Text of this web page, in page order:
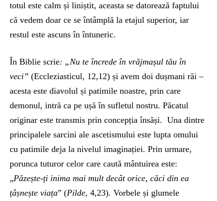
totul este calm și liniștit, aceasta se datorează faptului
că vedem doar ce se întâmplă la etajul superior, iar
restul este ascuns în întuneric.
În Biblie scrie: „Nu te încrede în vrăjmașul tău în
veci” (Eccleziasticul, 12,12) și avem doi dușmani răi –
acesta este diavolul și patimile noastre, prin care
demonul, intră ca pe ușă în sufletul nostru. Păcatul
originar este transmis prin concepția însăși. Una dintre
principalele sarcini ale ascetismului este lupta omului
cu patimile deja la nivelul imaginației. Prin urmare,
porunca tuturor celor care caută mântuirea este:
„Păzește-ți inima mai mult decât orice, căci din ea
țâșnește viața” (Pilde, 4,23). Vorbele și glumele